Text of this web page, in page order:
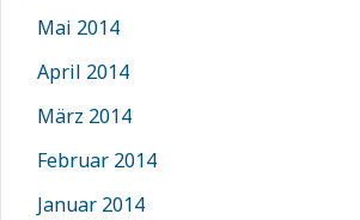
Mai 2014
April 2014
März 2014
Februar 2014
Januar 2014